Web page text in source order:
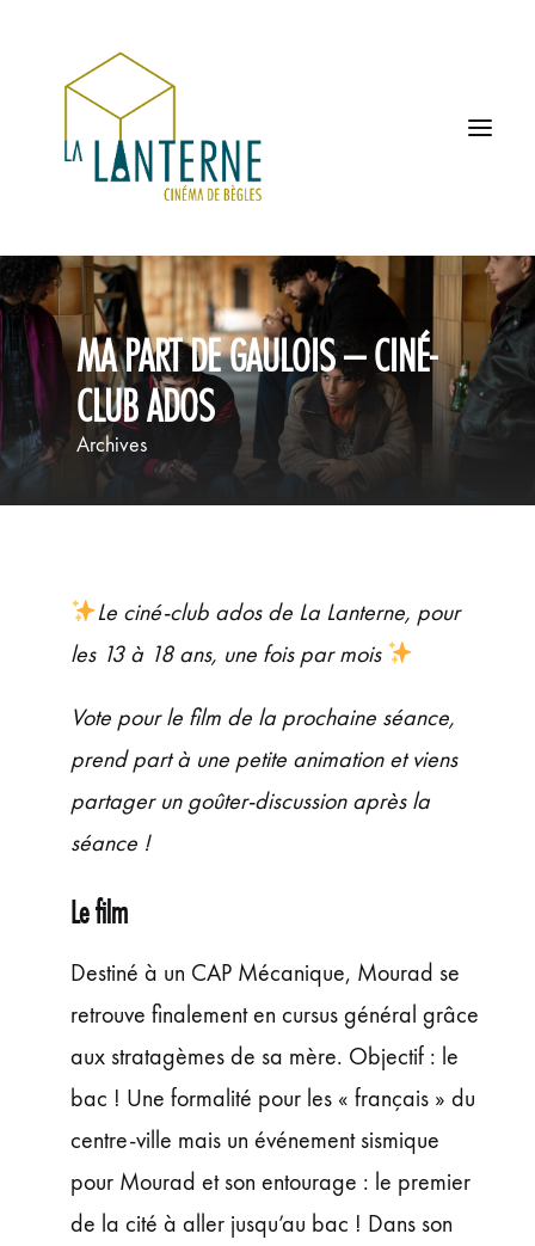
ACCUEIL
LES HORAIRES
À L’AFFICHE
PROCHAINEMENT
PRATIQUE
MA PART DE GAULOIS – CINÉ-
CLUB ADOS
Archives
Le ciné-club ados de La Lanterne, pour
les 13 à 18 ans, une fois par mois
Vote pour le film de la prochaine séance,
prend part à une petite animation et viens
partager un goûter-discussion après la
séance !
Le film
Destiné à un CAP Mécanique, Mourad se
retrouve finalement en cursus général grâce
aux stratagèmes de sa mère. Objectif : le
bac ! Une formalité pour les « français » du
centre-ville mais un événement sismique
pour Mourad et son entourage : le premier
de la cité à aller jusqu’au bac ! Dans son